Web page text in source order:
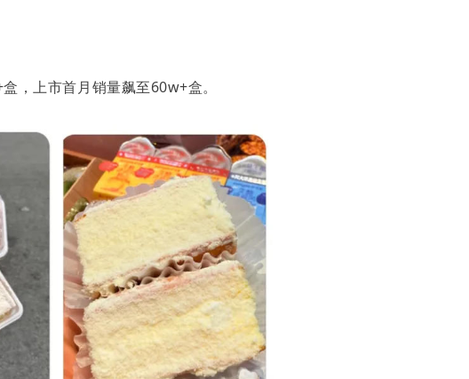
，上市首月销量飙至60w+盒。